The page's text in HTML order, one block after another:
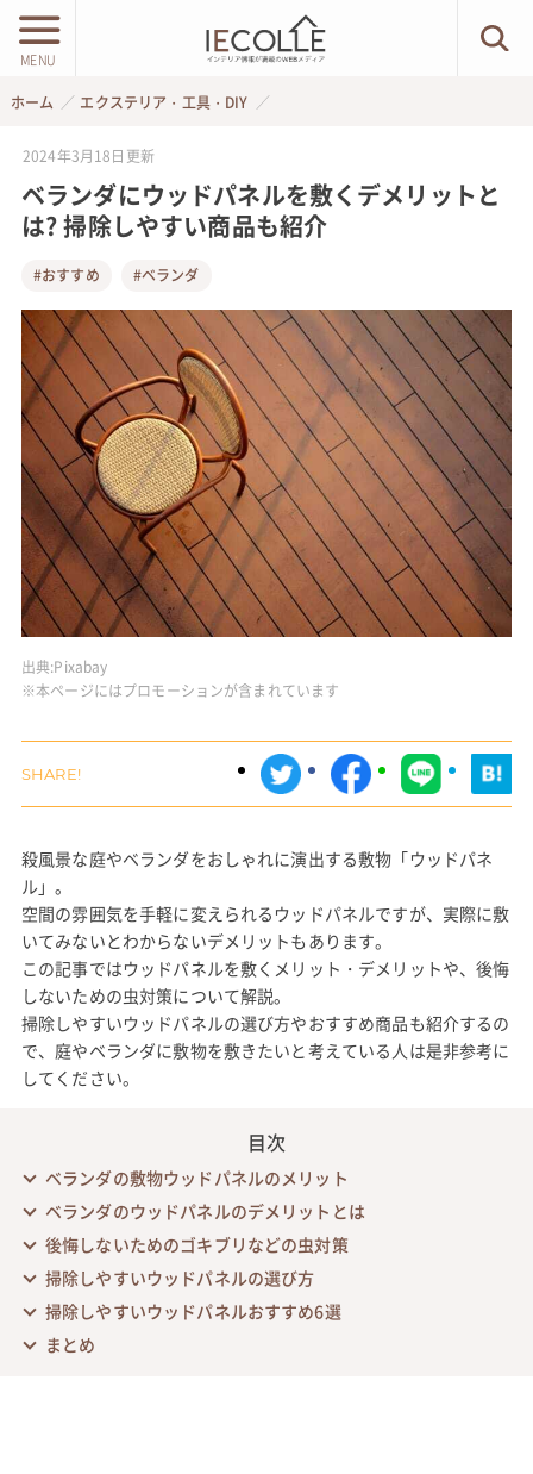
MENU
ホーム エクステリア・工具・DIY
2024年3月18日 更新
ベランダにウッドパネルを敷くデメリットと
は? 掃除しやすい商品も紹介
#おすすめ #ベランダ
出典:Pixabay
※本ページにはプロモーションが含まれています
殺風景な庭やベランダをおしゃれに演出する敷物「ウッドパネ
ル」。
空間の雰囲気を手軽に変えられるウッドパネルですが、実際に敷
いてみないとわからないデメリットもあります。
この記事ではウッドパネルを敷くメリット・デメリットや、後悔
しないための虫対策について解説。
掃除しやすいウッドパネルの選び方やおすすめ商品も紹介するの
で、庭やベランダに敷物を敷きたいと考えている人は是非参考に
してください。
目次
ベランダの敷物ウッドパネルのメリット
ベランダのウッドパネルのデメリットとは
後悔しないためのゴキブリなどの虫対策
掃除しやすいウッドパネルの選び方
掃除しやすいウッドパネルおすすめ6選
まとめ